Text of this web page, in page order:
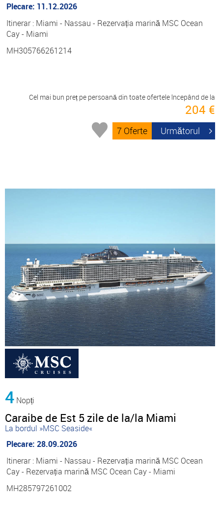
Plecare: 11.12.2026
Itinerar : Miami - Nassau - Rezervația marină MSC Ocean
Cay - Miami
MH305766261214
Cel mai bun preț pe persoană din toate ofertele începând de la
204 €
7 Oferte Următorul
4 Nopți
Caraibe de Est 5 zile de la/la Miami
La bordul »MSC Seaside«
Plecare: 28.09.2026
Itinerar : Miami - Nassau - Rezervația marină MSC Ocean
Cay - Rezervația marină MSC Ocean Cay - Miami
MH285797261002